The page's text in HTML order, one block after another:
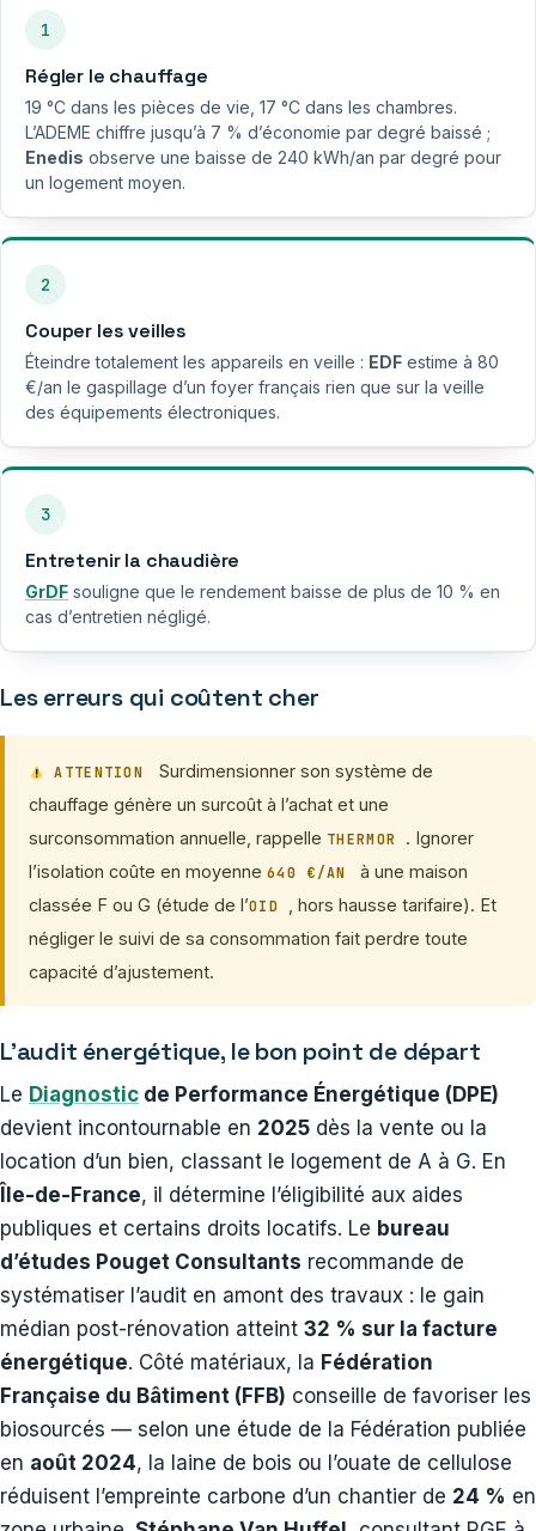
1
Régler le chauffage
19 °C dans les pièces de vie, 17 °C dans les chambres.
L’ADEME chiffre jusqu’à 7 % d’économie par degré baissé ;
Enedis observe une baisse de 240 kWh/an par degré pour
un logement moyen.
2
Couper les veilles
Éteindre totalement les appareils en veille : EDF estime à 80
€/an le gaspillage d’un foyer français rien que sur la veille
des équipements électroniques.
3
Entretenir la chaudière
GrDF souligne que le rendement baisse de plus de 10 % en
cas d’entretien négligé.
Les erreurs qui coûtent cher
ATTENTION
Surdimensionner son système de
chauffage génère un surcoût à l’achat et une
surconsommation annuelle, rappelle THERMOR
. Ignorer
l’isolation coûte en moyenne 640 €/AN
à une maison
classée F ou G (étude de l’OID
, hors hausse tarifaire). Et
négliger le suivi de sa consommation fait perdre toute
capacité d’ajustement.
L’audit énergétique, le bon point de départ
Le Diagnostic de Performance Énergétique (DPE)
devient incontournable en 2025 dès la vente ou la
location d’un bien, classant le logement de A à G. En
Île-de-France, il détermine l’éligibilité aux aides
publiques et certains droits locatifs. Le bureau
d’études Pouget Consultants recommande de
systématiser l’audit en amont des travaux : le gain
médian post-rénovation atteint 32 % sur la facture
énergétique. Côté matériaux, la Fédération
Française du Bâtiment (FFB) conseille de favoriser les
biosourcés — selon une étude de la Fédération publiée
en août 2024, la laine de bois ou l’ouate de cellulose
réduisent l’empreinte carbone d’un chantier de 24 % en